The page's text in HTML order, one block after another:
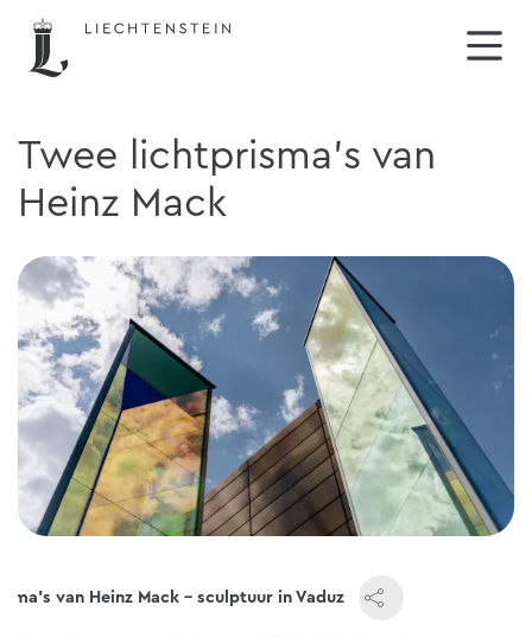
Twee lichtprisma's van
Heinz Mack
van Heinz Mack - sculptuur in Vaduz